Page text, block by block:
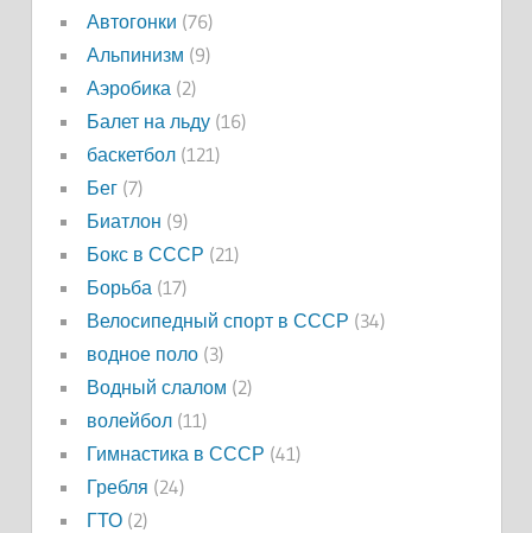
Автогонки (76)
Альпинизм (9)
Аэробика (2)
Балет на льду(16)
баскетбол(121)
Бег(7)
Биатлон (9)
Бокс в СССР (21)
Борьба (17)
Велосипедный спорт в СССР (34)
водное поло(3)
Водный слалом (2)
волейбол(11)
Гимнастика в СССР (41)
Гребля (24)
ГТО(2)